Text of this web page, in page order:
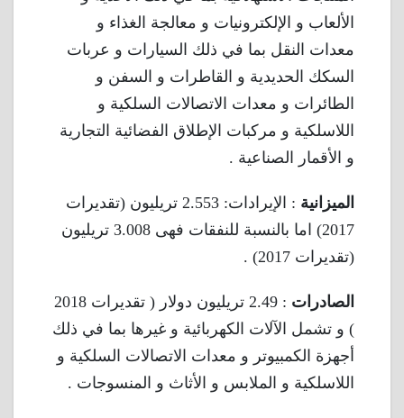
الألعاب و الإلكترونيات و معالجة الغذاء و
معدات النقل بما في ذلك السيارات و عربات
السكك الحديدية و القاطرات و السفن و
الطائرات و معدات الاتصالات السلكية و
اللاسلكية و مركبات الإطلاق الفضائية التجارية
و الأقمار الصناعية .
الميزانية
: الإيرادات: 2.553 تريليون (تقديرات
2017) اما بالنسبة للنفقات فهى 3.008 تريليون
(تقديرات 2017) .
الصادرات
: 2.49 تريليون دولار ( تقديرات 2018
) و تشمل الآلات الكهربائية و غيرها بما في ذلك
أجهزة الكمبيوتر و معدات الاتصالات السلكية و
اللاسلكية و الملابس و الأثاث و المنسوجات .